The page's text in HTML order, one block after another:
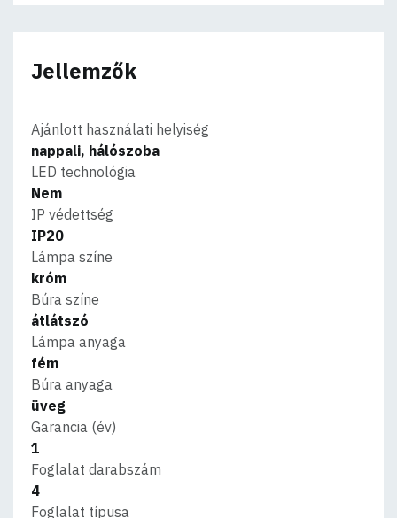
Jellemzők
Ajánlott használati helyiség
nappali, hálószoba
LED technológia
Nem
IP védettség
IP20
Lámpa színe
króm
Búra színe
átlátszó
Lámpa anyaga
fém
Búra anyaga
üveg
Garancia (év)
1
Foglalat darabszám
4
Foglalat típusa